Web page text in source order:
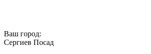
Ваш город:
Сергиев Посад